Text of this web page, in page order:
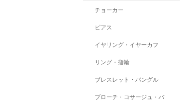
チョーカー
ピアス
イヤリング・イヤーカフ
リング・指輪
ブレスレット・バングル
ブローチ・コサージュ・バ
ADORE
85,800円